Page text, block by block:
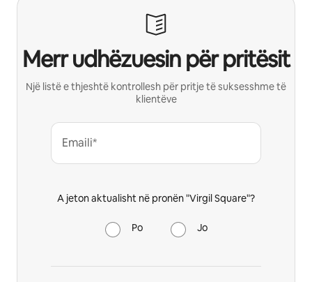
Merr udhëzuesin për pritësit
Një listë e thjeshtë kontrollesh për pritje të suksesshme të
klientëve
Emaili*
A jeton aktualisht në pronën "Virgil Square"?
Po Jo